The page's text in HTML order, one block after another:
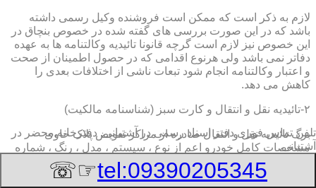
لازم به ذکر است که ممکن است فروشنده وکیل رسمی داشته
باشد که در این صورت بررسی های گفته شده در خصوص بنچاق در
این خصوص نیز لازم است گرچه قانونا تائیدیه وکالتنامه ها به عهده
دفاتر نمی باشد ولی هرنوع اقدامی که در حصول اطمینان از صحت
و اعتبار وکالتنامه انجام شود تبعات ناشی از اختلافات بعدی را
کاهش می دهد.
۲-تائیدیه نقل و انتقال و کارت سبز (شناسنامه مالکیت)
برگ تائیدیه نقل و انتقال صادره از مراکز تعویض پلاک حاوی
مشخصات کامل خودرو اعم از نوع ، سیستم ، مدل ، رنگ ، شماره
صدر صفحه و مشخصات فروشنده و خریدار اعم از مشخصات
تلفن تماس فوریدفتر اسناد رسمی در آشتیانی, دفترخانه,محضر در
آشتیانی
tel:09390205345
☞☏